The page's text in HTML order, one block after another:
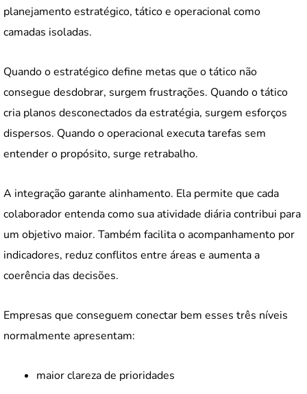
planejamento estratégico, tático e operacional como
camadas isoladas.
Quando o estratégico define metas que o tático não
consegue desdobrar, surgem frustrações. Quando o tático
cria planos desconectados da estratégia, surgem esforços
dispersos. Quando o operacional executa tarefas sem
entender o propósito, surge retrabalho.
A integração garante alinhamento. Ela permite que cada
colaborador entenda como sua atividade diária contribui para
um objetivo maior. Também facilita o acompanhamento por
indicadores, reduz conflitos entre áreas e aumenta a
coerência das decisões.
Empresas que conseguem conectar bem esses três níveis
normalmente apresentam:
maior clareza de prioridades